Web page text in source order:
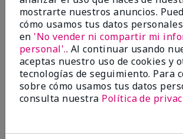
Marcar esta opinión
2
Color Faded Fast
deBaltimore, md
mostrarte nuestros anuncios.
cómo usamos tus datos
en 'No vender ni compartir mi
personal'.. Al continuar usando
aceptas nuestro uso de cookies y
tecnologías de seguimiento. Para
sobre cómo usamos tus datos
consulta nuestra Política de